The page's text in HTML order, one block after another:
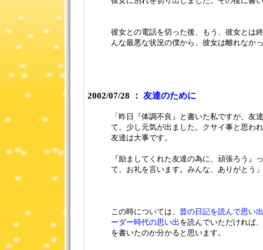
彼女との電話を切った後、もう、彼女とは
んな最悪な状況の僕から、彼女は離れなか
2002/07/28 ： 友達のために
「昨日『体調不良』と書いた私ですが、友
て、少し元気が出ました。クサイ事と思わ
友達は大事です。
『励ましてくれた友達の為に、頑張ろう』
て、お礼を言います。みんな、ありがとう」
この時については、 昔の日記を読んで思い
ーダー時代の思い出 を読んでいただければ
を書いたのか分かると思います。